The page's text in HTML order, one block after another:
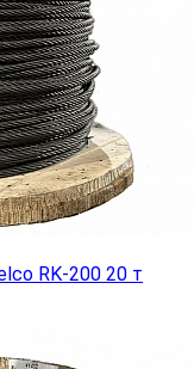
RK-200 20 т